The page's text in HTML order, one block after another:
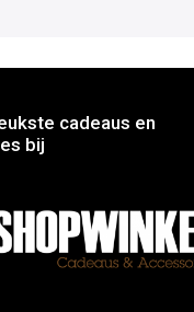
cadeaus en
bij